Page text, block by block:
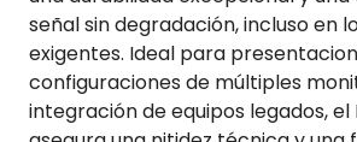
señal sin degradación, incluso en
exigentes. Ideal para
configuraciones de múltiples
integración de equipos legados, el